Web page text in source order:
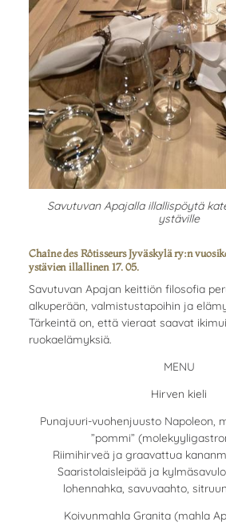
Savutuvan Apajalla illallispöytä
ystäville
Chaîne des Rôtisseurs Jyväskylä ry:n
ystävien illallinen 17. 05.
Savutuvan Apajan keittiön filosofia
alkuperään, valmistustapoihin ja
Tärkeintä on, että vieraat saavat
ruokaelämyksiä.
MENU
Hirven kieli
Punajuuri-vuohenjuusto Napoleon,
”pommi”
Riimihirveä ja graavattua
Saaristolaisleipää ja
lohennahka, savuvaahto,
Koivunmahla Granita (mahla